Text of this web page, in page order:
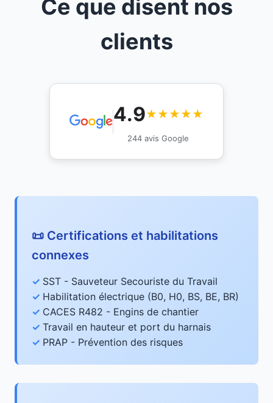
Ce que disent nos
clients
4.9★★★★★
244 avis Google
📜 Certifications et habilitations
connexes
SST - Sauveteur Secouriste du Travail
Habilitation électrique (B0, H0, BS, BE, BR)
CACES R482 - Engins de chantier
Travail en hauteur et port du harnais
PRAP - Prévention des risques